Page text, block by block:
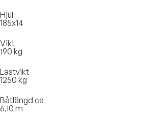
Hjul
185x14
Vikt
190 kg
Lastvikt
1250 kg
Båtlängd ca
6,10 m